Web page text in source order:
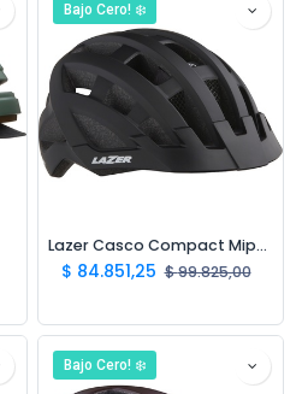
Bajo Cero! ❄️
Lazer Casco Compact Mips DLX
$ 84.851,25 $99.825,00
Bajo Cero! ❄️
Ivo · Refugio 73
● En línea